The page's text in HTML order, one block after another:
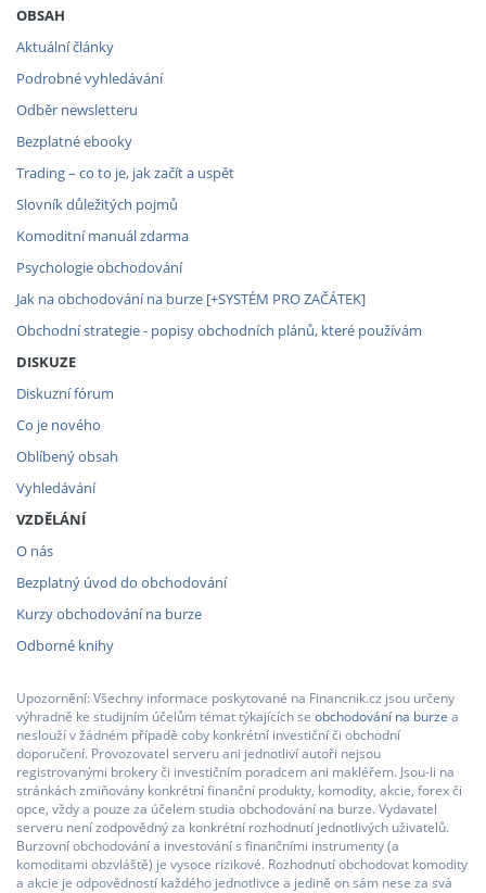
OBSAH
Aktuální články
Podrobné vyhledávání
Odběr newsletteru
Bezplatné ebooky
Trading – co to je, jak začít a uspět
Slovník důležitých pojmů
Komoditní manuál zdarma
Psychologie obchodování
Jak na obchodování na burze [+SYSTÉM PRO ZAČÁTEK]
Obchodní strategie - popisy obchodních plánů, které používám
DISKUZE
Diskuzní fórum
Co je nového
Oblíbený obsah
Vyhledávání
VZDĚLÁNÍ
O nás
Bezplatný úvod do obchodování
Kurzy obchodování na burze
Odborné knihy
Upozornění: Všechny informace poskytované na Financnik.cz jsou určeny
výhradně ke studijním účelům témat týkajících se obchodování na burze a
neslouží v žádném případě coby konkrétní investiční či obchodní
doporučení. Provozovatel serveru ani jednotliví autoři nejsou
registrovanými brokery či investičním poradcem ani makléřem. Jsou-li na
stránkách zmiňovány konkrétní finanční produkty, komodity, akcie, forex či
opce, vždy a pouze za účelem studia obchodování na burze. Vydavatel
serveru není zodpovědný za konkrétní rozhodnutí jednotlivých uživatelů.
Burzovní obchodování a investování s finančními instrumenty (a
komoditami obzvláště) je vysoce rizikové. Rozhodnutí obchodovat komodity
a akcie je odpovědností každého jednotlivce a jedině on sám nese za svá